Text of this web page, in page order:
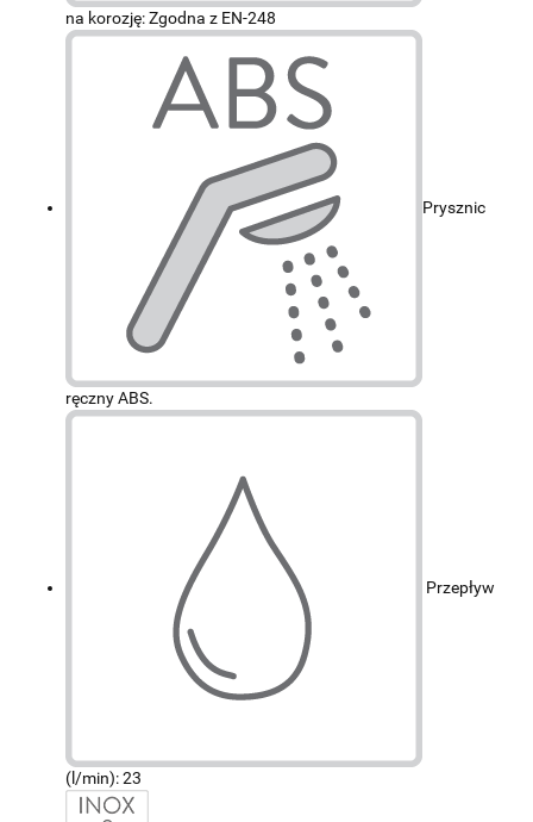
na korozję: Zgodna z EN-248
Prysznic
ręczny ABS.
Przepływ
(l/min): 23